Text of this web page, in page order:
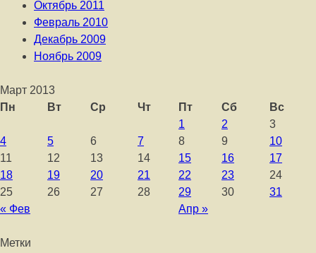
Октябрь 2011
Февраль 2010
Декабрь 2009
Ноябрь 2009
Март 2013
Пн
Вт Ср Чт Пт Сб Вс
« Фев Апр »
1 2
3
4
5 6 7 8 9
10
11
12 13 14 15 16
17
18
19 20 21 22 23
24
25
26 27 28 29 30 31
Метки